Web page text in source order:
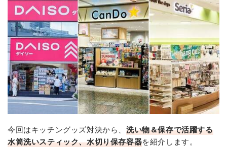
今回はキッチングッズ対決から、 洗い物＆保存で活躍する
水筒洗いスティック、水切り保存容器を紹介します。